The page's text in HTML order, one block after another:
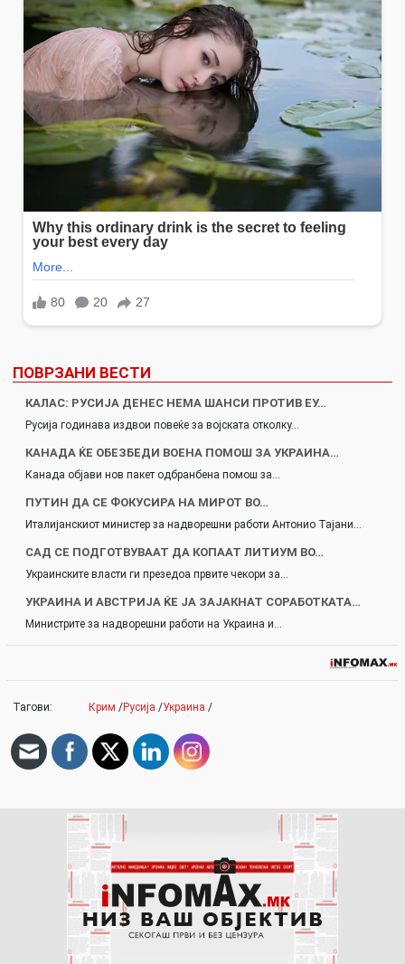
ПОВРЗАНИ ВЕСТИ
КАЛАС: РУСИЈА ДЕНЕС НЕМА ШАНСИ ПРОТИВ ЕУ…
Русија годинава издвои повеќе за војската отколку…
КАНАДА ЌЕ ОБЕЗБЕДИ ВОЕНА ПОМОШ ЗА УКРАИНА…
Канада објави нов пакет одбранбена помош за…
ПУТИН ДА СЕ ФОКУСИРА НА МИРОТ ВО…
Италијанскиот министер за надворешни работи Антонио Тајани…
САД СЕ ПОДГОТВУВААТ ДА КОПААТ ЛИТИУМ ВО…
Украинските власти ги презедоа првите чекори за…
УКРАИНА И АВСТРИЈА ЌЕ ЈА ЗАЈАКНАТ СОРАБОТКАТА…
Министрите за надворешни работи на Украина и…
Тагови: Крим /Русија /Украина /